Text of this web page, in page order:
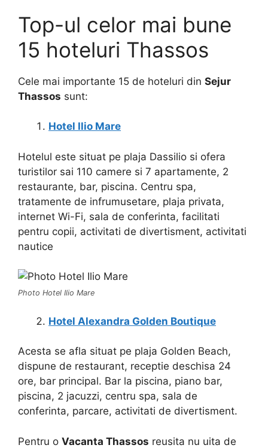
Top-ul celor mai bune
15 hoteluri Thassos
Cele mai importante 15 de hoteluri din Sejur
Thassos sunt:
Hotel Ilio Mare
Hotelul este situat pe plaja Dassilio si ofera
turistilor sai 110 camere si 7 apartamente, 2
restaurante, bar, piscina. Centru spa,
tratamente de infrumusetare, plaja privata,
internet Wi-Fi, sala de conferinta, facilitati
pentru copii, activitati de divertisment, activitati
nautice
Photo Hotel Ilio Mare
Hotel Alexandra Golden Boutique
Acesta se afla situat pe plaja Golden Beach,
dispune de restaurant, receptie deschisa 24
ore, bar principal. Bar la piscina, piano bar,
piscina, 2 jacuzzi, centru spa, sala de
conferinta, parcare, activitati de divertisment.
Pentru o Vacanta Thassos reusita nu uita de